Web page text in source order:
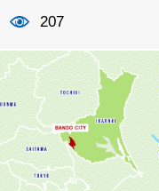
207